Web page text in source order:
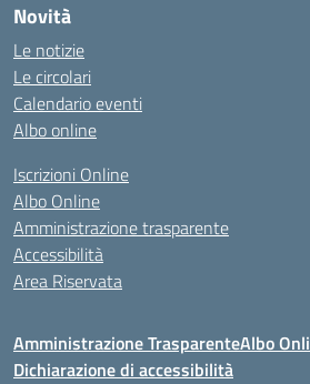
Novità
Le notizie
Le circolari
Calendario eventi
Albo online
Iscrizioni Online
Albo Online
Amministrazione trasparente
Accessibilità
Area Riservata
Amministrazione TrasparenteAlbo
Dichiarazione di accessibilità